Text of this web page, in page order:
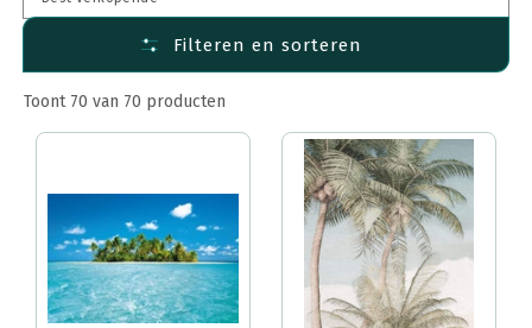
Fotobehang Transport Fotobehang Leveranciers
Fotobehang Materiaal Fotobehang per ruimte
Filteren en sorteren
Toont 70 van 70 producten